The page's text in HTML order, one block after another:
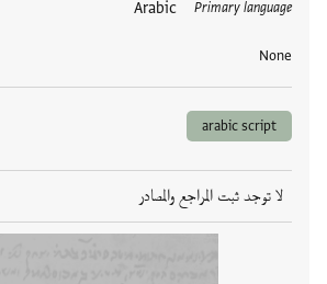
Primary language
Arabic
None
العلامات
arabic script
لا توجد ثبت المراجع والمصادر